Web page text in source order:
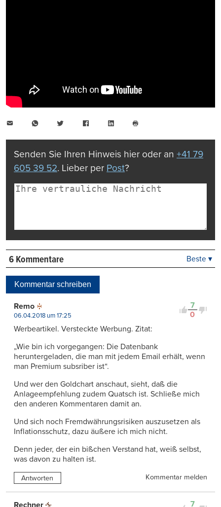
WhatsAppTwitter FacebookLinkedIn
drucken
Senden Sie Ihren Hinweis hier oder an +41 79
605 39 52. Lieber per Post?
6 Kommentare Beste ▾
Kommentar schreiben
7
0
Remo
06.04.2018 um 17:25
Werbeartikel. Versteckte Werbung. Zitat:
„Wie bin ich vorgegangen: Die Datenbank
heruntergeladen, die man mit jedem Email erhält, wenn
man Premium subsriber ist“.
Und wer den Goldchart anschaut, sieht, daß die
Anlageempfehlung zudem Quatsch ist. Schließe mich
den anderen Kommentaren damit an.
Und sich noch Fremdwährungsrisiken auszusetzen als
Inflationsschutz, dazu äußere ich mich nicht.
Denn jeder, der ein bißchen Verstand hat, weiß selbst,
was davon zu halten ist.
Antworten Kommentar melden
7